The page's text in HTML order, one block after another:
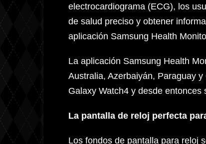
electrocardiograma (ECG), los
de salud preciso y obtener
aplicación Samsung Health
La aplicación Samsung Health
Australia, Azerbaiyán, Paraguay
Galaxy Watch4 y desde
La pantalla de reloj perfecta
Los fondos de pantalla para reloj